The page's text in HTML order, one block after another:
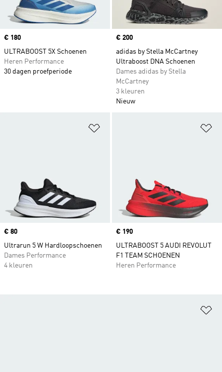
Price
€ 180
ULTRABOOST 5X Schoenen
Heren Performance
30 dagen proefperiode
Price
€ 200
adidas by Stella McCartney
Ultraboost DNA Schoenen
Dames adidas by Stella
McCartney
3 kleuren
Nieuw
Price
€ 80
Ultrarun 5 W Hardloopschoenen
Dames Performance
4 kleuren
Price
€ 190
ULTRABOOST 5 AUDI REVOLUT
F1 TEAM SCHOENEN
Heren Performance